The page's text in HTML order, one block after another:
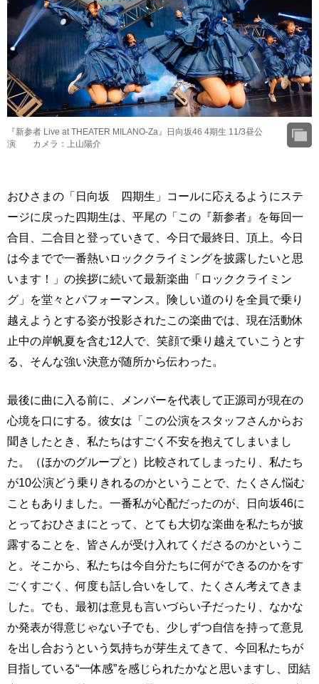
『新参者 Live at THEATER MILANO-Za』日向坂46 4期生 11/3昼公
演 カメラ：上山陽介
おひさまの「日向坂 四期生」コールに応えるようにステ
ージに戻った四期生は、平尾の「この『新参者』を毎回一
合目、二合目と登っていきて、今日で最終日、頂上。今日
は今までで一番熱いロッククライミングを披露したいと思
います！」の挨拶に続いて最新楽曲「ロッククライミン
グ」を堂々とパフォーマンス。険しい道のりを全員で乗り
越えようとする姿が投影されたこの楽曲では、現在活動休
止中の岸帆夏を含む12人で、笑顔で乗り越えていこうとす
る、そんな強い決意が随所から伝わった。
最後に曲に入る前に、メンバーを代表して正源司が現在の
心境を口にする。彼女は「この公演をスタッフさんからお
聞きしたとき、私たちはすごく不安を抱えてしまいまし
た。（ほかのグループと）比較されてしまったり、私たち
が10公演どう乗りきれるのかということで、たくさん悩む
こともありました。一番私が心配だったのが、日向坂46に
とっておひさまにとって、とても大切な楽曲を私たちが披
露することを、皆さんが受け入れてくださるのかというこ
と。そこから、私たちは今自分たちに何ができるのかをす
ごくすごく、何度も話し合いをして、たくさん考えてきま
した。でも、最初は意見も言いづらい子だったり、なかな
か発表が得意じゃない子でも、少しずつ自信を持って意見
を出し合おうという気持ちが芽生えてきて、今回私たちが
目指している“一体感”を感じられたかなと思いますし、団結